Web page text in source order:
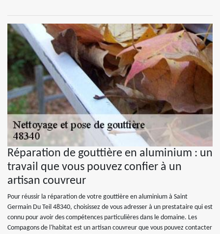
Réparation de gouttière en aluminium : un
travail que vous pouvez confier à un
artisan couvreur
Pour réussir la réparation de votre gouttière en aluminium à Saint
Germain Du Teil 48340, choisissez de vous adresser à un prestataire qui est
connu pour avoir des compétences particulières dans le domaine. Les
Compagons de l'habitat est un artisan couvreur que vous pouvez contacter